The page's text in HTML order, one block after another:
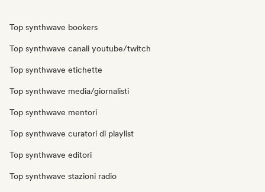
Top synthwave bookers
Top synthwave canali youtube/twitch
Top synthwave etichette
Top synthwave media/giornalisti
Top synthwave mentori
Top synthwave curatori di playlist
Top synthwave editori
Top synthwave stazioni radio